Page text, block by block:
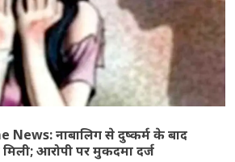
नाबालिग से दुष्कर्म के बाद
आरोपी पर मुकदमा दर्ज